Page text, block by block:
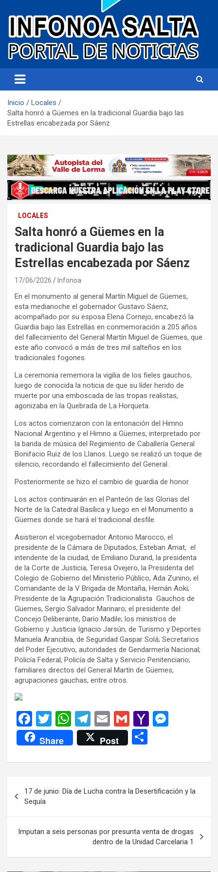
Infonoa Salta
Inicio
Locales
Salta honró a Güemes en la tradicional Guardia bajo las
Estrellas encabezada por Sáenz
LOCALES
Salta honró a Güemes en la
tradicional Guardia bajo las
Estrellas encabezada por Sáenz
17/06/2026 Infonoa
En el monumento al general Martín Miguel de Güemes,
esta medianoche el gobernador Gustavo Sáenz,
acompañado por su esposa Elena Cornejo, encabezó la
Guardia bajo las Estrellas en conmemoración a 205 años
del fallecimiento del General Martín Miguel de Güemes, que
este año convocó a más de tres mil salteños en los
tradicionales fogones.
La ceremonia rememora la vigilia de los fieles gauchos,
luego de conocida la noticia de que su líder herido de
muerte por una emboscada de las tropas realistas,
agonizaba en la Quebrada de La Horqueta.
Los actos comenzaron con la entonación del Himno
Nacional Argentino y el Himno a Güemes, interpretado por
la banda de música del Regimiento de Caballería General
Bonifacio Ruiz de los Llanos. Luego se realizó un toque de
silencio, recordando el fallecimiento del General.
Posteriormente se hizo el cambio de guardia de honor.
Los actos continuarán en el Panteón de las Glorias del
Norte de la Catedral Basílica y luego en el Monumento a
Güemes donde se hará el tradicional desfile.
Asistieron el vicegobernador Antonio Marocco, el
presidente de la Cámara de Diputados, Esteban Amat, el
intendente de la ciudad, de Emiliano Durand, la presidenta
de la Corte de Justicia, Teresa Ovejero, la Presidenta del
Colegio de Gobierno del Ministerio Público, Ada Zunino, el
Comandante de la V Brigada de Montaña, Hernán Aoki;
Presidente de la Agrupación Tradicionalista Gauchos de
Güemes, Sergio Salvador Marinaro; el presidente del
Concejo Deliberante, Darío Madile; los ministros de
Gobierno y Justicia Ignacio Jarsún, de Turismo y Deportes
Manuela Arancibia, de Seguridad Gaspar Solá; Secretarios
del Poder Ejecutivo, autoridades de Gendarmería Nacional;
Policía Federal, Policía de Salta y Servicio Penitenciario;
familiares directos del General Martín de Güemes,
agrupaciones gauchas, entre otros.
F
a
ce
b
o
k
T
wi
tt
er
W
h
at
s
p
p
T
el
e
gr
m
E
m
ail
G
m
ail
Y
o
M
ail
n
er
Share Post
m
ar
tir
de
entradas
17 de junio: Día de Lucha contra la Desertificación y la
Sequía
Imputan a seis personas por presunta venta de drogas
dentro de la Unidad Carcelaria 1